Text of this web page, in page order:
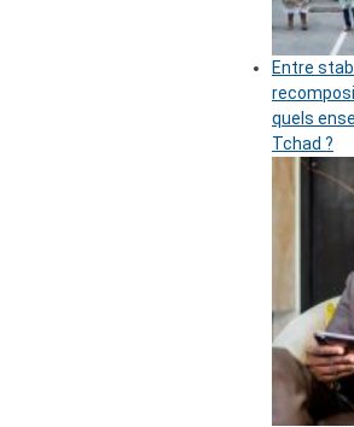
Entre
quels
Tchad ?